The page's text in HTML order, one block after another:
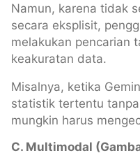
Namun, karena tidak
secara eksplisit,
melakukan pencarian
keakuratan data.
Misalnya, ketika
statistik tertentu
mungkin harus
C. Multimodal